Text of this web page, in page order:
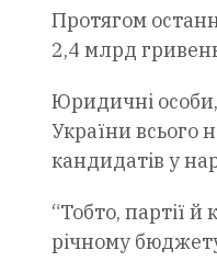
Протягом
2,4 млрд
Юридичні особи,
України всього
кандидатів у
“Тобто, партії
річному